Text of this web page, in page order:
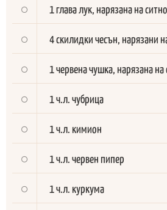
1 глава лук, нарязана на ситно
4 скилидки чесън, нарязани
1 червена чушка, нарязана на
1 ч.л. чубрица
1 ч.л. кимион
1 ч.л. червен пипер
1 ч.л. куркума